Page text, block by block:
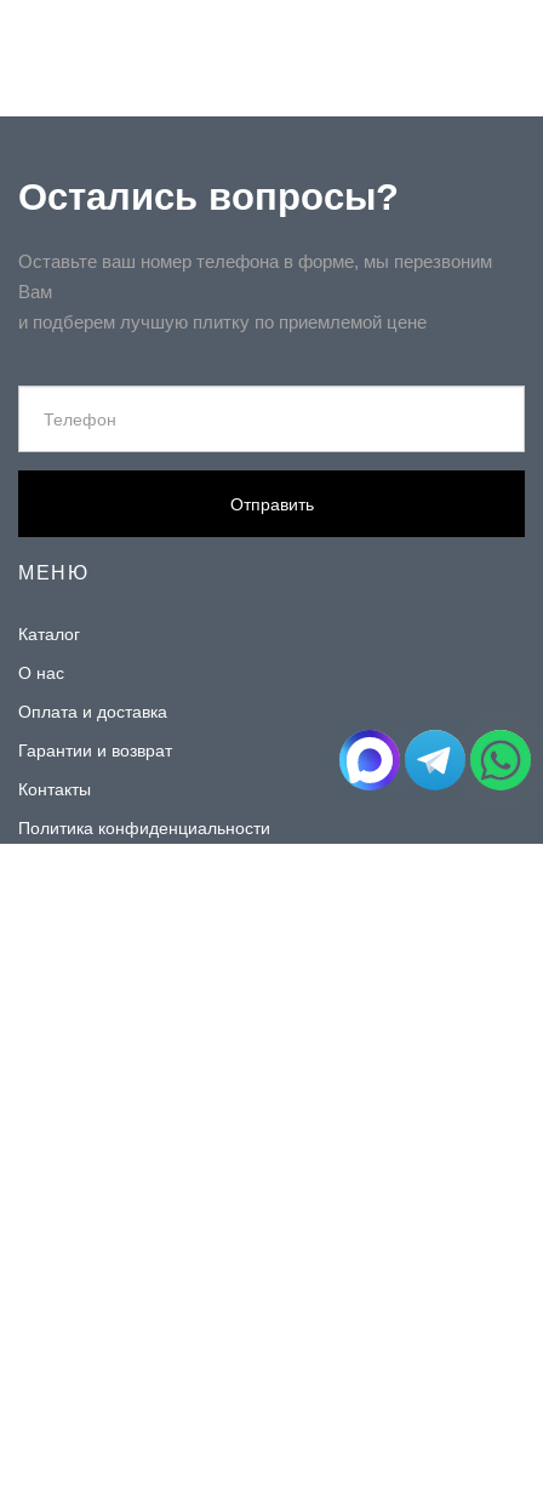
Остались вопросы?
Оставьте ваш номер телефона в форме, мы перезвоним
Вам
и подберем лучшую плитку по приемлемой цене
Отправить
МЕНЮ
Каталог
О нас
Оплата и доставка
Гарантии и возврат
Контакты
Политика конфиденциальности